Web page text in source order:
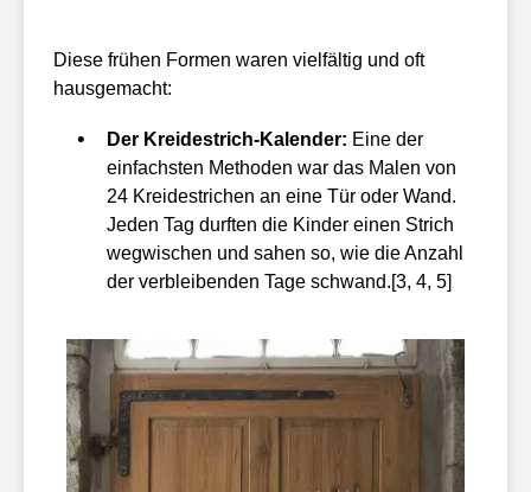
Diese frühen Formen waren vielfältig und oft
hausgemacht:
Der Kreidestrich-Kalender: Eine der
einfachsten Methoden war das Malen von
24 Kreidestrichen an eine Tür oder Wand.
Jeden Tag durften die Kinder einen Strich
wegwischen und sahen so, wie die Anzahl
der verbleibenden Tage schwand.[3, 4, 5]